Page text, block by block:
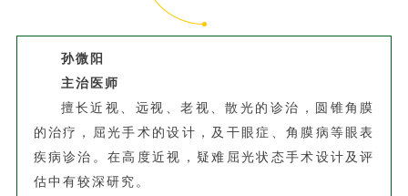
孙微阳
主治医师
擅长近视、远视、老视、散光的诊治，圆锥角膜
的治疗，屈光手术的设计，及干眼症、角膜病等眼表
疾病诊治。在高度近视，疑难屈光状态手术设计及评
估中有较深研究。